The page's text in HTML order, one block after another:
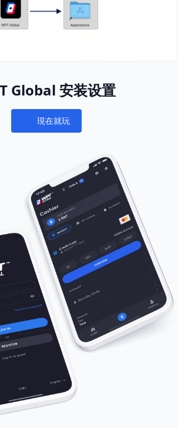
Global 安装设置
Notifications
現在就玩